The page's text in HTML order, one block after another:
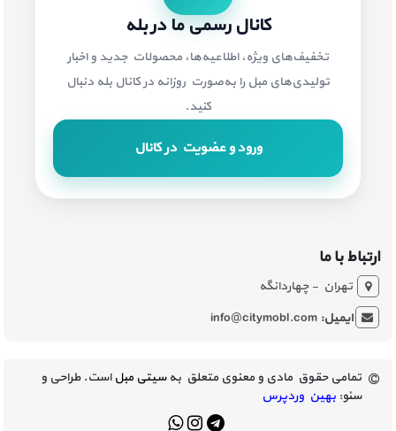
کانال رسمی ما در بله
تخفیف‌های ویژه، اطلاعیه‌ها، محصولات جدید و اخبار
تولیدی‌های مبل را به‌صورت روزانه در کانال بله دنبال
کنید.
ورود و عضویت در کانال
ارتباط با ما
تهران - چهاردانگه
ایمیل:info@citymobl.com
تمامی حقوق مادی و معنوی متعلق بهسیتی مبلاست. طراحی و
سئو: بهین وردپرس